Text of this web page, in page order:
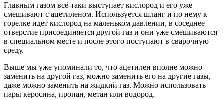
Главным газом всё-таки выступает кислород и его уже
смешивают с ацетиленом. Используется шланг и по нему к
горелке идет кислород на маленьком давлении, в соседнее
отверстие присоединяется другой газ и они уже смешиваются
в специальном месте и после этого поступают в сварочную
среду.
Выше мы уже упоминали то, что ацетилен вполне можно
заменить на другой газ, можно заменить его на другие газы,
даже можно заменить на жидкий газ. Можно использовать
пары керосина, пропан, метан или водород.